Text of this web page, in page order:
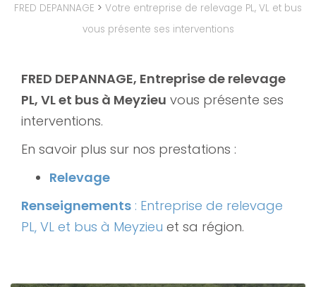
FRED DEPANNAGE > Votre entreprise de relevage PL, VL et bus
vous présente ses interventions
FRED DEPANNAGE, Entreprise de relevage
PL, VL et bus à Meyzieu vous présente ses
interventions.
En savoir plus sur nos prestations :
Relevage
Renseignements : Entreprise de relevage
PL, VL et bus à Meyzieu et sa région.